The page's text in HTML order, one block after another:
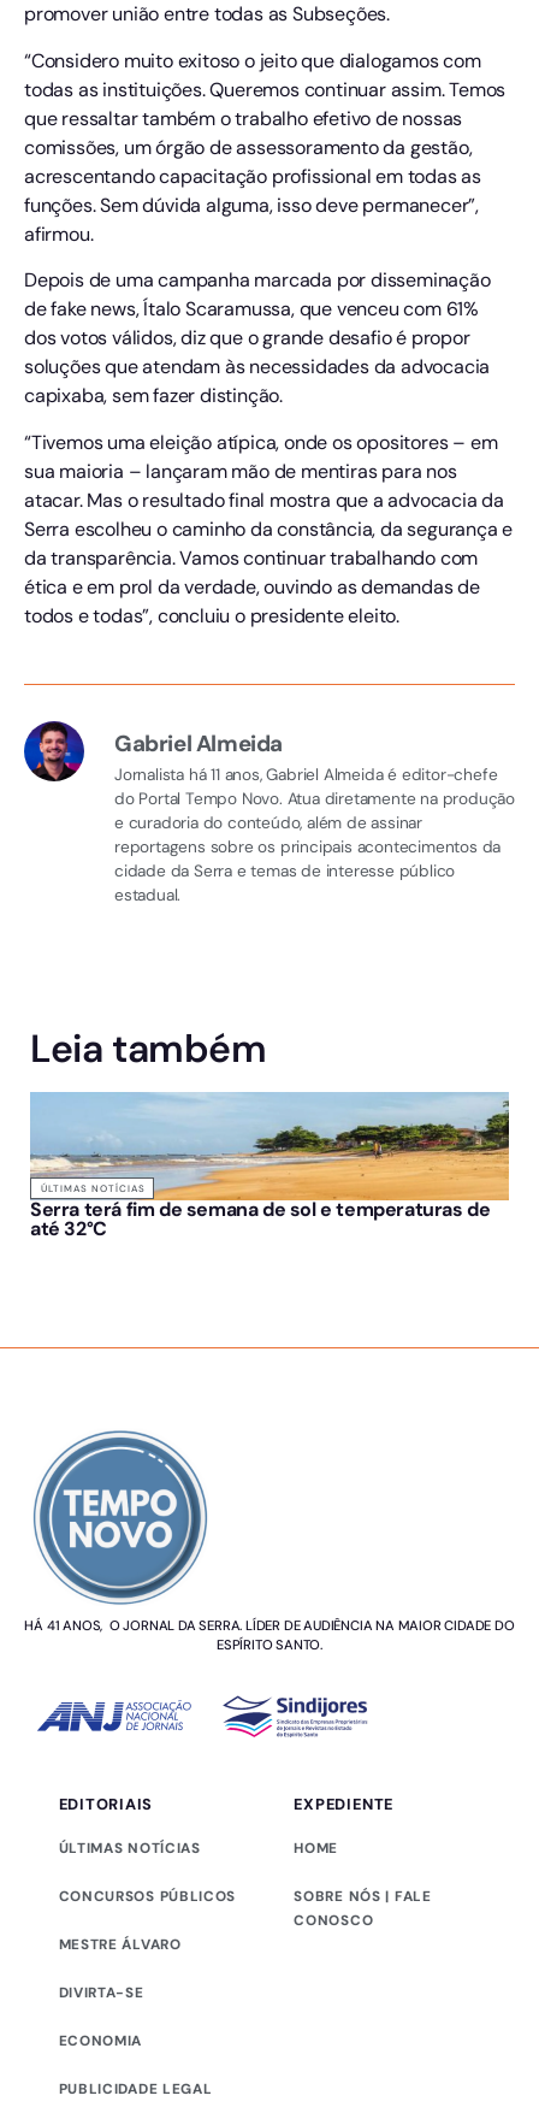
promover união entre todas as Subseções.
“Considero muito exitoso o jeito que dialogamos com
todas as instituições. Queremos continuar assim. Temos
que ressaltar também o trabalho efetivo de nossas
comissões, um órgão de assessoramento da gestão,
acrescentando capacitação profissional em todas as
funções. Sem dúvida alguma, isso deve permanecer”,
afirmou.
Depois de uma campanha marcada por disseminação
de fake news, Ítalo Scaramussa, que venceu com 61%
dos votos válidos, diz que o grande desafio é propor
soluções que atendam às necessidades da advocacia
capixaba, sem fazer distinção.
“Tivemos uma eleição atípica, onde os opositores – em
sua maioria – lançaram mão de mentiras para nos
atacar. Mas o resultado final mostra que a advocacia da
Serra escolheu o caminho da constância, da segurança e
da transparência. Vamos continuar trabalhando com
ética e em prol da verdade, ouvindo as demandas de
todos e todas”, concluiu o presidente eleito.
Gabriel Almeida
Jornalista há 11 anos, Gabriel Almeida é editor-chefe
do Portal Tempo Novo. Atua diretamente na produção
e curadoria do conteúdo, além de assinar
reportagens sobre os principais acontecimentos da
cidade da Serra e temas de interesse público
estadual.
Leia também
ÚLTIMAS NOTÍCIAS
Serra terá fim de semana de sol e temperaturas de
até 32°C
HÁ 41 ANOS, O JORNAL DA SERRA. LÍDER DE AUDIÊNCIA NA MAIOR CIDADE DO
ESPÍRITO SANTO.
EDITORIAIS
ÚLTIMAS NOTÍCIAS
CONCURSOS PÚBLICOS
MESTRE ÁLVARO
DIVIRTA-SE
ECONOMIA
PUBLICIDADE LEGAL
EXPEDIENTE
HOME
SOBRE NÓS | FALE
CONOSCO